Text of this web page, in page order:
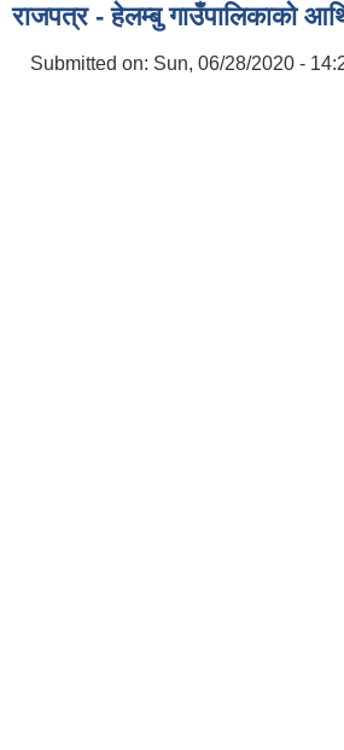
राजपत्र - हेलम्बु गाउँपालिकाको
Submitted on: Sun, 06/28/2020 -